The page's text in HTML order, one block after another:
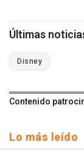
Últimas
Disney
Contenido
Lo más leído